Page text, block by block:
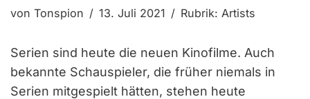
von Tonspion 13. Juli 2021 Rubrik: Artists
Serien sind heute die neuen Kinofilme. Auch
bekannte Schauspieler, die früher niemals in
Serien mitgespielt hätten, stehen heute